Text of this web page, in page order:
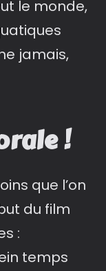
le monde,
jamais,
!
que l’on
du film
:
temps